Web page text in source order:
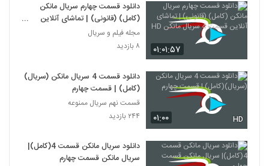
۰۱:۰۱:۵۷
دانلود قسمت چهارم سریال مانکن
(کامل) (قانونی) | تماشای آنلاین
قسمت 4 سریال مانکن HD
مجله فیلم و سریال
۸ بازدید
۰۱:۰۰ HD
دانلود قسمت 4 سریال مانکن (سریال)
(کامل) | قسمت چهارم
قسمت نهم سریال ممنوعه
۲۴۴ بازدید
دانلود سریال مانکن قسمت 4(کامل)|
سریال مانکن قسمت چهارم